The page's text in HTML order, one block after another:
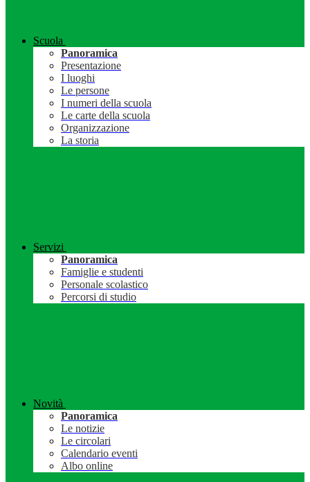
Scuola
Panoramica
Presentazione
I luoghi
Le persone
I numeri della scuola
Le carte della scuola
Organizzazione
La storia
Servizi
Panoramica
Famiglie e studenti
Personale scolastico
Percorsi di studio
Novità
Panoramica
Le notizie
Le circolari
Calendario eventi
Albo online